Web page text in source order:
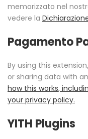
memorizzato nel
vedere la
Pagamento
By using this
or sharing data with
how this works,
your privacy policy.
YITH Plugins